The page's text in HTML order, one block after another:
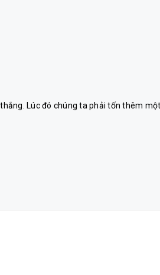
thắng. Lúc đó chúng ta phải tốn thêm một